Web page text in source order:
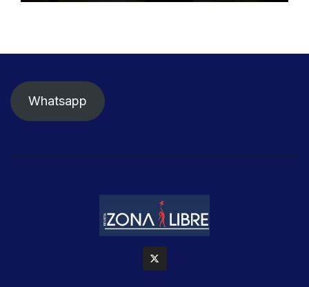
Whatsapp